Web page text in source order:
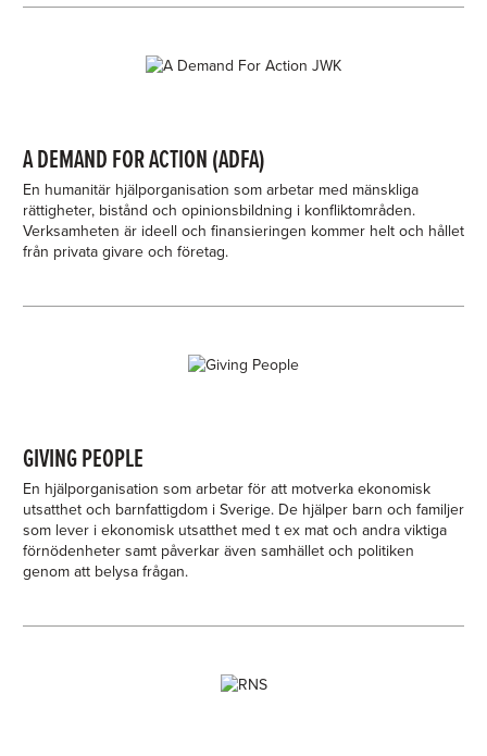
A DEMAND FOR ACTION (ADFA)
En humanitär hjälporganisation som arbetar med mänskliga
rättigheter, bistånd och opinionsbildning i konfliktområden.
Verksamheten är ideell och finansieringen kommer helt och hållet
från privata givare och företag.
GIVING PEOPLE
En hjälporganisation som arbetar för att motverka ekonomisk
utsatthet och barnfattigdom i Sverige. De hjälper barn och familjer
som lever i ekonomisk utsatthet med t ex mat och andra viktiga
förnödenheter samt påverkar även samhället och politiken
genom att belysa frågan.